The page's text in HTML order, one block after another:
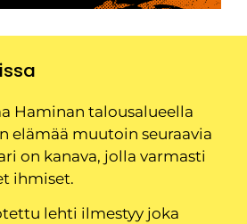
Haminan talousalueella
elämää muutoin seuraavia
on kanava, jolla varmasti
ihmiset.
lehti ilmestyy joka